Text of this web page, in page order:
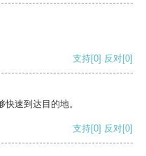
支持[0] 反对[0]
速到达目的地。
支持[0] 反对[0]